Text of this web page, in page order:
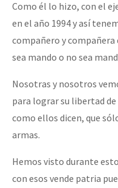
Como él lo hizo, con el
en el año 1994 y así
compañero y compañera
sea mando o no sea
Nosotras y nosotros
para lograr su libertad
como ellos dicen, que
armas.
Hemos visto durante
con esos vende patria